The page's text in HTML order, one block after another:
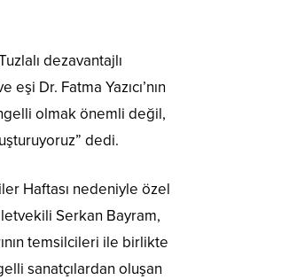
dezavantajlı
Dr. Fatma Yazıcı’nın
olmak önemli değil,
dedi.
Haftası nedeniyle özel
Serkan Bayram,
temsilcileri ile birlikte
sanatçılardan oluşan